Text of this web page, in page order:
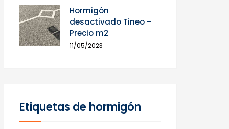
Hormigón
desactivado Tineo –
Precio m2
11/05/2023
Etiquetas de hormigón